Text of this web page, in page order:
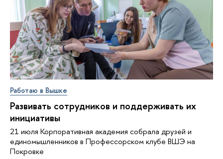
Работаю в Вышке
Развивать сотрудников и поддерживать их
инициативы
21 июля Корпоративная академия собрала друзей и
единомышленников в Профессорском клубе ВШЭ на
Покровке